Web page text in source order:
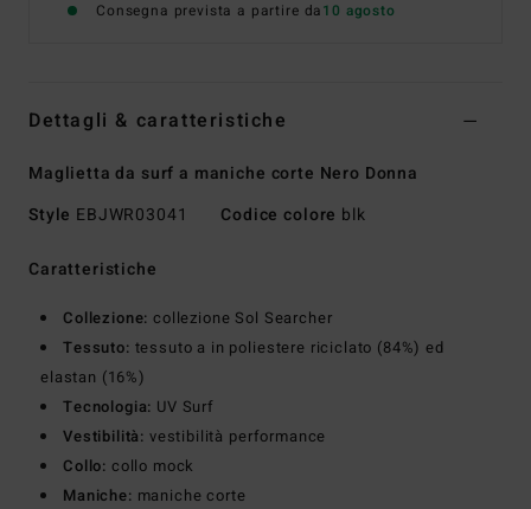
Consegna prevista a partire da10 agosto
Dettagli & caratteristiche
Maglietta da surf a maniche corte Nero Donna
Style EBJWR03041 Codice colore blk
Caratteristiche
Collezione: collezione Sol Searcher
Tessuto: tessuto a in poliestere riciclato (84%) ed
elastan (16%)
Tecnologia: UV Surf
Vestibilità: vestibilità performance
Collo: collo mock
Maniche: maniche corte